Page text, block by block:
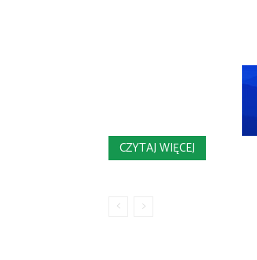
CZYTAJ WIĘCEJ